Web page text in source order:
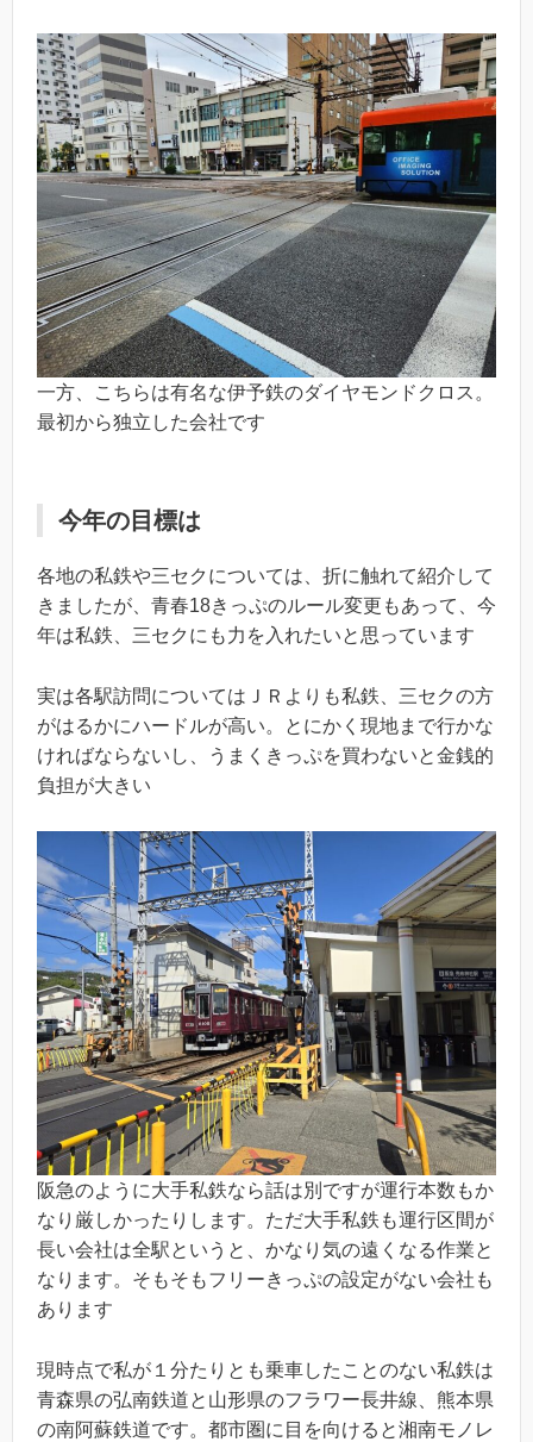
一方、こちらは有名な伊予鉄のダイヤモンドクロス。
最初から独立した会社です
今年の目標は
各地の私鉄や三セクについては、折に触れて紹介して
きましたが、青春18きっぷのルール変更もあって、今
年は私鉄、三セクにも力を入れたいと思っています
実は各駅訪問についてはＪＲよりも私鉄、三セクの方
がはるかにハードルが高い。とにかく現地まで行かな
ければならないし、うまくきっぷを買わないと金銭的
負担が大きい
阪急のように大手私鉄なら話は別ですが運行本数もか
なり厳しかったりします。ただ大手私鉄も運行区間が
長い会社は全駅というと、かなり気の遠くなる作業と
なります。そもそもフリーきっぷの設定がない会社も
あります
現時点で私が１分たりとも乗車したことのない私鉄は
青森県の弘南鉄道と山形県のフラワー長井線、熊本県
の南阿蘇鉄道です。都市圏に目を向けると湘南モノレ